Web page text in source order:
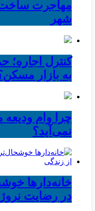
مهاجرت
شهر
کنترل اجاره؛
به بازار
چرا وام
نمی‌آید؟
خانه‌دارها
در رضایت